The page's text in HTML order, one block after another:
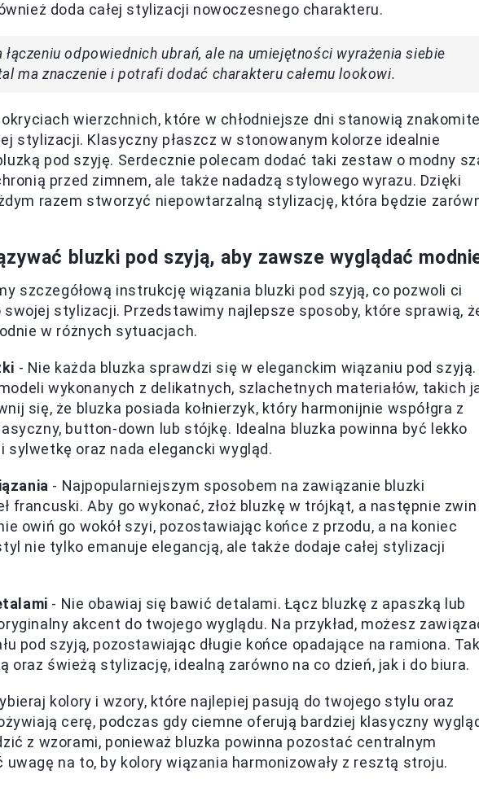
doda całej stylizacji nowoczesnego charakteru.
odpowiednich ubrań, ale na umiejętności wyrażenia siebie
ma znaczenie i potrafi dodać charakteru całemu lookowi.
wierzchnich, które w chłodniejsze dni stanowią
stylizacji. Klasyczny płaszcz w stonowanym kolorze idealnie
pod szyję. Serdecznie polecam dodać taki zestaw o modny
przed zimnem, ale także nadadzą stylowego wyrazu. Dzięki
razem stworzyć niepowtarzalną stylizację, która będzie
bluzki pod szyją, aby zawsze wyglądać
szczegółową instrukcję wiązania bluzki pod szyją, co pozwoli ci
stylizacji. Przedstawimy najlepsze sposoby, które sprawią,
w różnych sytuacjach.
- Nie każda bluzka sprawdzi się w eleganckim wiązaniu pod szyją.
wykonanych z delikatnych, szlachetnych materiałów, takich
się, że bluzka posiada kołnierzyk, który harmonijnie współgra z
button-down lub stójkę. Idealna bluzka powinna być lekko
sylwetkę oraz nada elegancki wygląd.
- Najpopularniejszym sposobem na zawiązanie bluzki
francuski. Aby go wykonać, złoż bluzkę w trójkąt, a następnie zwin
owiń go wokół szyi, pozostawiając końce z przodu, a na koniec
nie tylko emanuje elegancją, ale także dodaje całej stylizacji
- Nie obawiaj się bawić detalami. Łącz bluzkę z apaszką lub
akcent do twojego wyglądu. Na przykład, możesz
pod szyją, pozostawiając długie końce opadające na ramiona.
oraz świeżą stylizację, idealną zarówno na co dzień, jak i do biura.
kolory i wzory, które najlepiej pasują do twojego stylu oraz
cerę, podczas gdy ciemne oferują bardziej klasyczny
z wzorami, ponieważ bluzka powinna pozostać centralnym
na to, by kolory wiązania harmonizowały z resztą stroju.